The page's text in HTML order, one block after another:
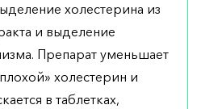
холестерина из
и выделение
Препарат уменьшает
холестерин и
в таблетках,